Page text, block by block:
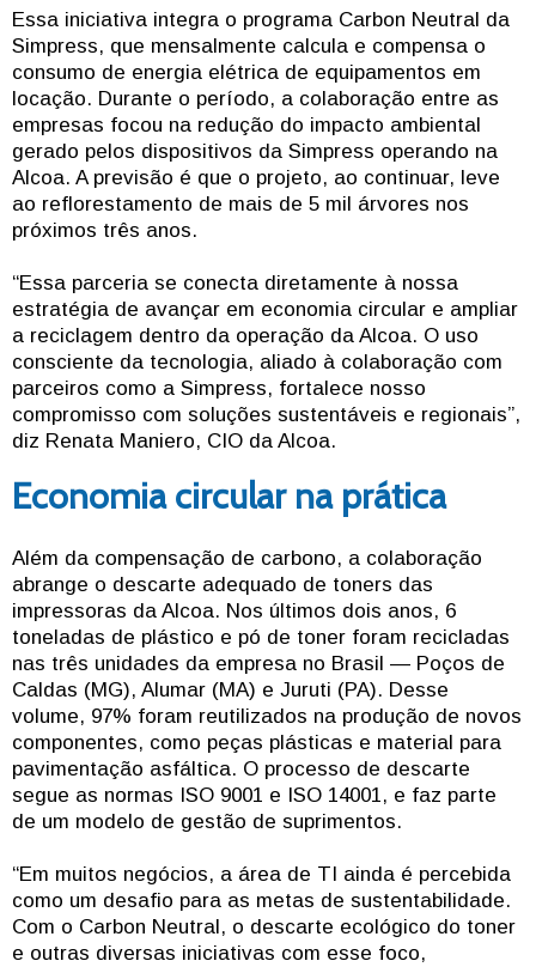
Essa iniciativa integra o programa Carbon Neutral da
Simpress, que mensalmente calcula e compensa o
consumo de energia elétrica de equipamentos em
locação. Durante o período, a colaboração entre as
empresas focou na redução do impacto ambiental
gerado pelos dispositivos da Simpress operando na
Alcoa. A previsão é que o projeto, ao continuar, leve
ao reflorestamento de mais de 5 mil árvores nos
próximos três anos.
“Essa parceria se conecta diretamente à nossa
estratégia de avançar em economia circular e ampliar
a reciclagem dentro da operação da Alcoa. O uso
consciente da tecnologia, aliado à colaboração com
parceiros como a Simpress, fortalece nosso
compromisso com soluções sustentáveis e regionais”,
diz Renata Maniero, CIO da Alcoa.
Economia circular na prática
Além da compensação de carbono, a colaboração
abrange o descarte adequado de toners das
impressoras da Alcoa. Nos últimos dois anos, 6
toneladas de plástico e pó de toner foram recicladas
nas três unidades da empresa no Brasil — Poços de
Caldas (MG), Alumar (MA) e Juruti (PA). Desse
volume, 97% foram reutilizados na produção de novos
componentes, como peças plásticas e material para
pavimentação asfáltica. O processo de descarte
segue as normas ISO 9001 e ISO 14001, e faz parte
de um modelo de gestão de suprimentos.
“Em muitos negócios, a área de TI ainda é percebida
como um desafio para as metas de sustentabilidade.
Com o Carbon Neutral, o descarte ecológico do toner
e outras diversas iniciativas com esse foco,